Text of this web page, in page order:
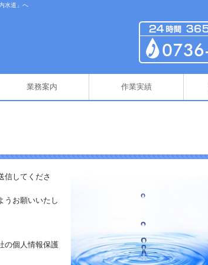
水道」へ
業務案内 作業実績
信してくださ
うお願いいたし
の個人情報保護